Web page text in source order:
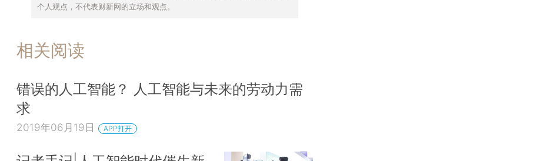
个人观点，不代表财新网的立场和观点。
相关阅读
错误的人工智能？ 人工智能与未来的劳动力需
求
2019年06月19日 APP打开